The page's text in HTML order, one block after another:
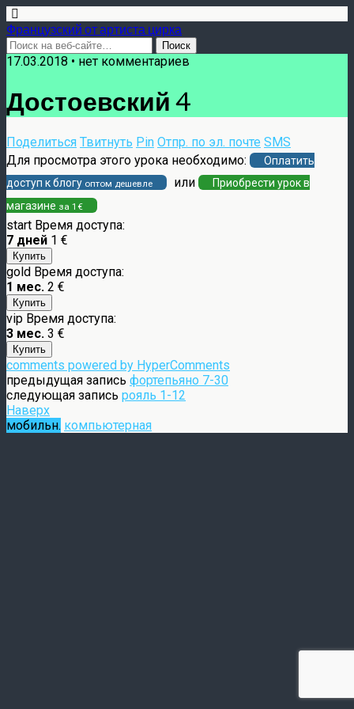
Французский от артиста цирка
17.03.2018 • нет комментариев
Достоевский 4
Поделиться Твитнуть Pin Отпр. по эл. почте SMS
Для просмотра этого урока необходимо:
Оплатить
доступ к блогу оптом дешевле или
Приобрести урок в
магазине за 1€
start Время доступа:
7 дней 1 €
gold Время доступа:
1 мес. 2 €
vip Время доступа:
3 мес. 3 €
comments powered by HyperComments
предыдущая запись фортепьяно 7-30
следующая запись рояль 1-12
Наверх
мобильн. компьютерная